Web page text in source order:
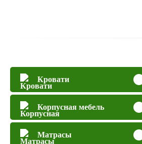
Кровати
Корпусная мебель
Матрасы